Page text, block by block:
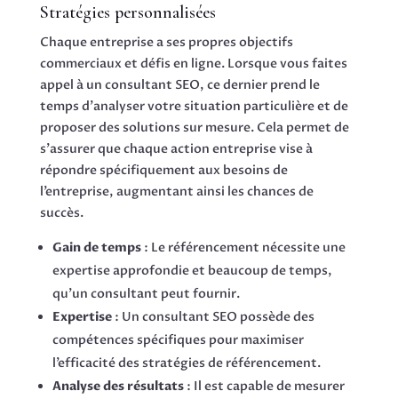
Stratégies personnalisées
Chaque entreprise a ses propres objectifs
commerciaux et défis en ligne. Lorsque vous faites
appel à un consultant SEO, ce dernier prend le
temps d’analyser votre situation particulière et de
proposer des solutions sur mesure. Cela permet de
s’assurer que chaque action entreprise vise à
répondre spécifiquement aux besoins de
l’entreprise, augmentant ainsi les chances de
succès.
Gain de temps: Le référencement nécessite une
expertise approfondie et beaucoup de temps,
qu’un consultant peut fournir.
Expertise: Un consultant SEO possède des
compétences spécifiques pour maximiser
l’efficacité des stratégies de référencement.
Analyse des résultats: Il est capable de mesurer